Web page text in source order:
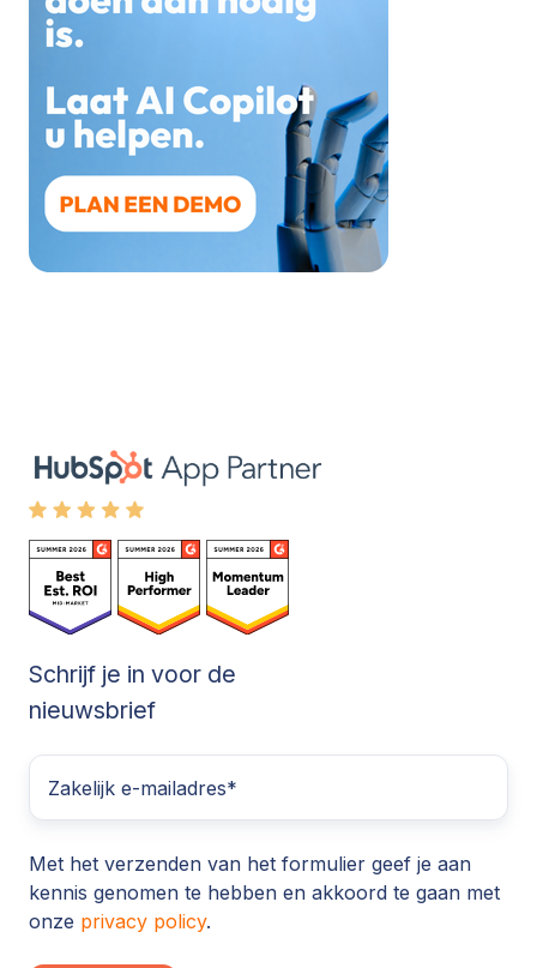
Schrijf je in voor de
nieuwsbrief
Met het verzenden van het formulier geef je aan
kennis genomen te hebben en akkoord te gaan met
onze privacy policy.